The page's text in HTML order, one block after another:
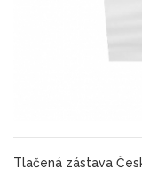
Tlačená zástava